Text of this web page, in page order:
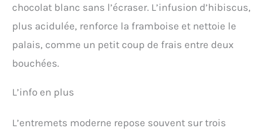
chocolat blanc sans l’écraser. L’infusion d’hibiscus,
plus acidulée, renforce la framboise et nettoie le
palais, comme un petit coup de frais entre deux
bouchées.
L’info en plus
L’entremets moderne repose souvent sur trois